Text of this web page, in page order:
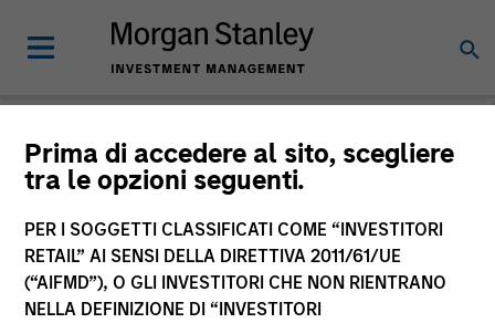
Prima di accedere al sito, scegliere
tra le opzioni seguenti.
PER I SOGGETTI CLASSIFICATI COME “INVESTITORI
RETAIL” AI SENSI DELLA DIRETTIVA 2011/61/UE
(“AIFMD”), O GLI INVESTITORI CHE NON RIENTRANO
NELLA DEFINIZIONE DI “INVESTITORI
Morgan Stanley
Investment Funds